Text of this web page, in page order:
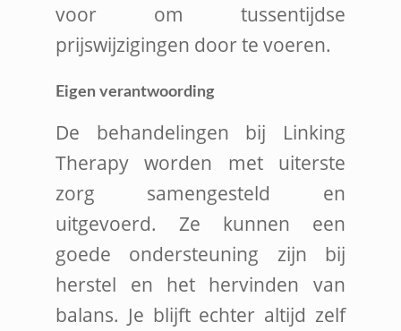
voor om tussentijdse
prijswijzigingen door te voeren.
Eigen verantwoording
De behandelingen bij Linking
Therapy worden met uiterste
zorg samengesteld en
uitgevoerd. Ze kunnen een
goede ondersteuning zijn bij
herstel en het hervinden van
balans. Je blijft echter altijd zelf